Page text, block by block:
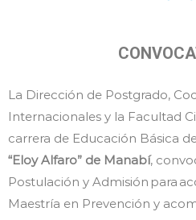
La Dirección de Postgrado,
Internacionales y la Facultad
carrera de Educación Básica
“Eloy Alfaro” de Manabí,
Postulación y Admisión para
Maestría en Prevención y